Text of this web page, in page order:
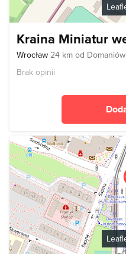
Kraina Miniatur
Wrocław 24 km od Domaniów
Brak opinii